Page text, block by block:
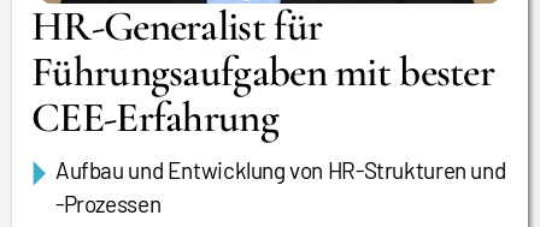
HR-Generalist für
Führungsaufgaben mit bester
CEE-Erfahrung
Aufbau und Entwicklung von HR-Strukturen und
-Prozessen